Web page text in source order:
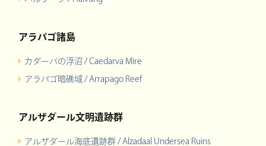
アラパゴ諸島
カダーバの浮沼 / Caedarva Mire
アラパゴ暗礁域 / Arrapago Reef
アルザダール文明遺跡群
アルザダール海底遺跡群 / Alzadaal Undersea Ruins